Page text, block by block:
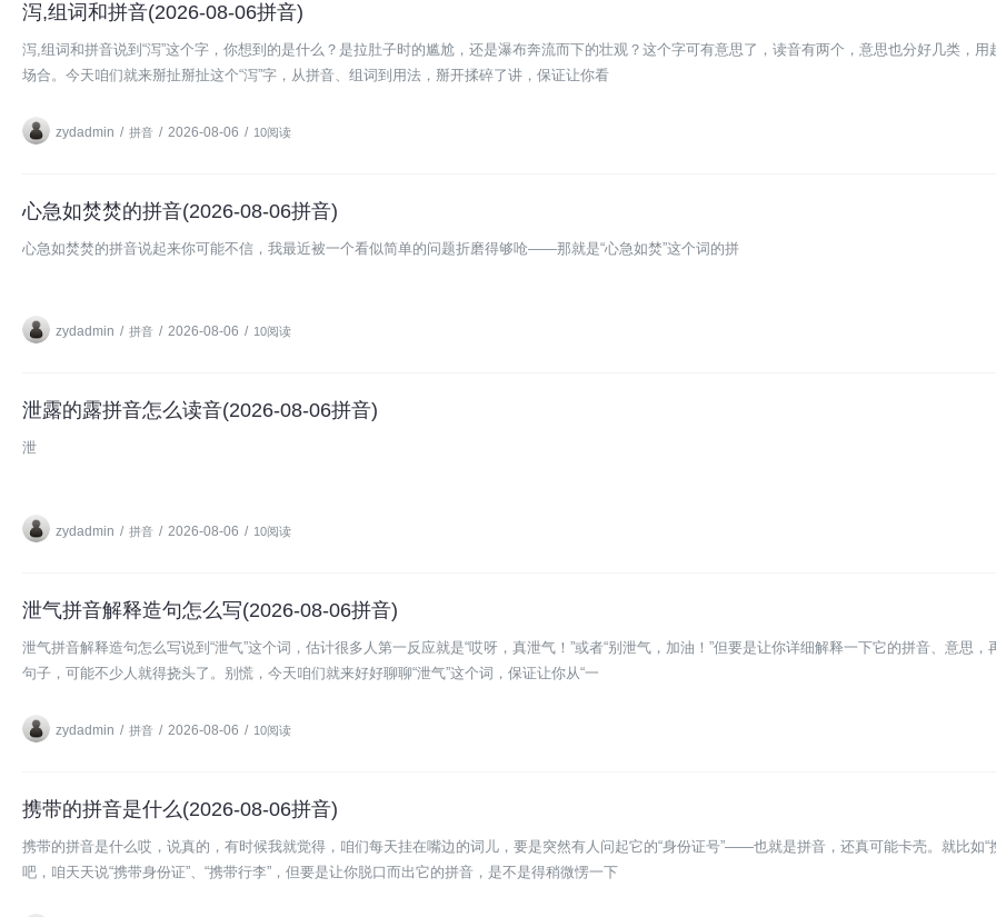
泻,组词和拼音(2026-08-06拼音)
泻,组词和拼音说到“泻”这个字，你想到的是什么？是拉肚子时的尴尬，还是瀑布奔流而下的壮观？这个字可有意思了，读音有两个，意思也分好几类，用
场合。今天咱们就来掰扯掰扯这个“泻”字，从拼音、组词到用法，掰开揉碎了讲，保证让你看
zydadmin / 拼音 / 2026-08-06 / 10阅读
心急如焚焚的拼音(2026-08-06拼音)
心急如焚焚的拼音说起来你可能不信，我最近被一个看似简单的问题折磨得够呛——那就是“心急如焚”这个词的拼
zydadmin / 拼音 / 2026-08-06 / 10阅读
泄露的露拼音怎么读音(2026-08-06拼音)
泄
zydadmin / 拼音 / 2026-08-06 / 10阅读
泄气拼音解释造句怎么写(2026-08-06拼音)
泄气拼音解释造句怎么写说到“泄气”这个词，估计很多人第一反应就是“哎呀，真泄气！”或者“别泄气，加油！”但要是让你详细解释一下它的拼音、意思，
句子，可能不少人就得挠头了。别慌，今天咱们就来好好聊聊“泄气”这个词，保证让你从“一
zydadmin / 拼音 / 2026-08-06 / 10阅读
携带的拼音是什么(2026-08-06拼音)
携带的拼音是什么哎，说真的，有时候我就觉得，咱们每天挂在嘴边的词儿，要是突然有人问起它的“身份证号”——也就是拼音，还真可能卡壳。就比如“
吧，咱天天说“携带身份证”、“携带行李”，但要是让你脱口而出它的拼音，是不是得稍微愣一下